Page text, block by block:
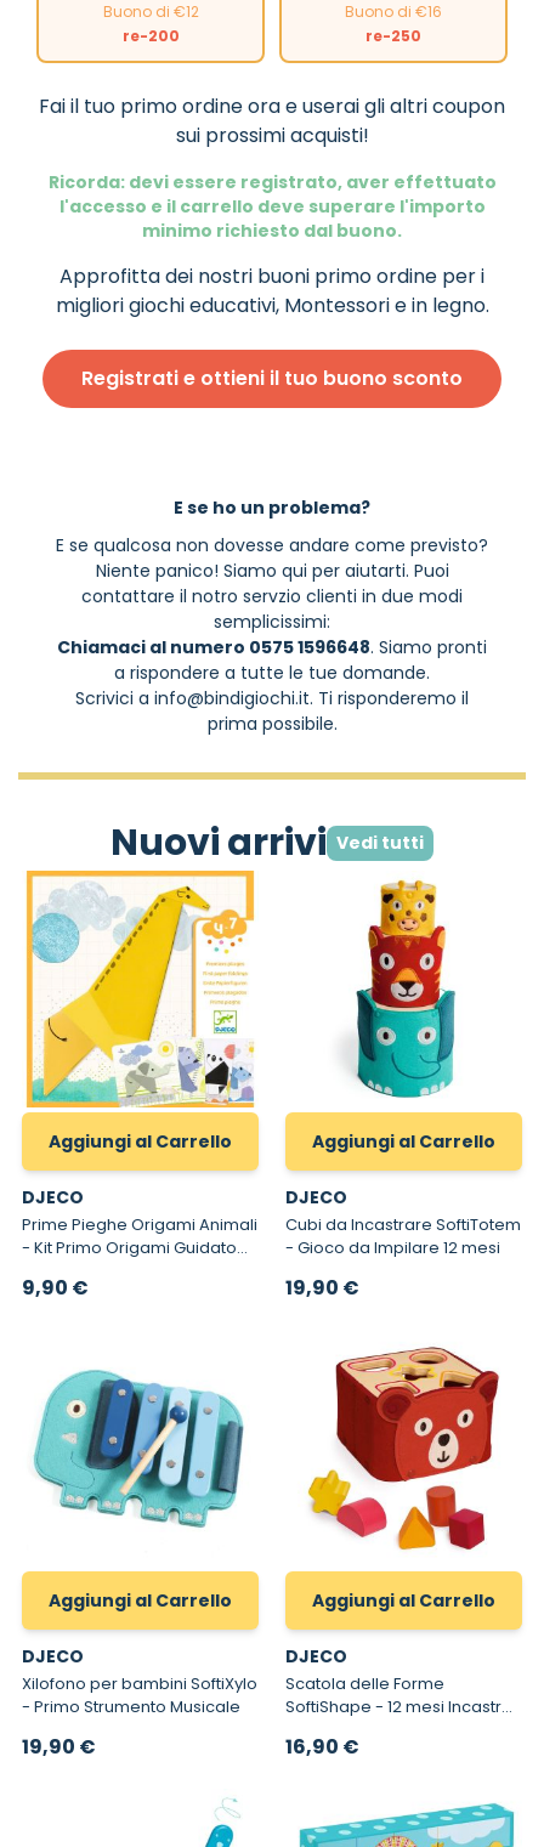
Buono di €12
re-200
Buono di €16
re-250
Fai il tuo primo ordine ora e userai gli altri coupon
sui prossimi acquisti!
Ricorda: devi essere registrato, aver effettuato
l'accesso e il carrello deve superare l'importo
minimo richiesto dal buono.
Approfitta dei nostri buoni primo ordine per i
migliori giochi educativi, Montessori e in legno.
Registrati e ottieni il tuo buono sconto
E se ho un problema?
E se qualcosa non dovesse andare come previsto?
Niente panico! Siamo qui per aiutarti. Puoi
contattare il notro servzio clienti in due modi
semplicissimi:
Chiamaci al numero 0575 1596648. Siamo pronti
a rispondere a tutte le tue domande.
Scrivici a info@bindigiochi.it. Ti risponderemo il
prima possibile.
Nuovi arrivi Vedi tutti
Aggiungi al Carrello
DJECO
Prime Pieghe Origami Animali
- Kit Primo Origami Guidato
9,90 €
Aggiungi al Carrello
DJECO
Cubi da Incastrare SoftiTotem
- Gioco da Impilare 12 mesi
19,90 €
Aggiungi al Carrello
DJECO
Xilofono per bambini SoftiXylo
- Primo Strumento Musicale
19,90 €
Aggiungi al Carrello
DJECO
Scatola delle Forme
SoftiShape - 12 mesi Incastro
16,90 €